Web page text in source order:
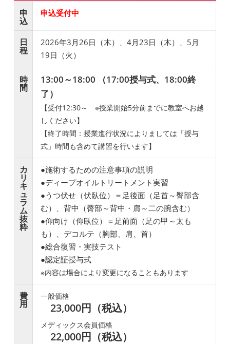
申
込
申込受付中
日
程
2026年3月26日（木）、4月23日（木）、5月
19日（火）
時
間
13:00～18:00 （17:00授与式、18:00終
了）
【受付12:30～ ※授業開始5分前までに教室へお越
しください】
【終了時間：授業進行状況によりましては「授与
式」時間も含めて講習を行います】
カ
リ
キ
ュ
ラ
ム
抜
粋
●施術するための注意事項の説明
●ディープオイルトリートメント実習
●うつ伏せ（伏臥位）＝足後面（足首～臀部含
む）、背中（臀部～背中・肩～二の腕含む）
●仰向け（仰臥位）＝足前面（足の甲～太も
も）、デコルテ（胸部、肩、首）
●総合復習・実技テスト
●認定証授与式
※内容は場合により変更になることもあります
費
用
一般価格
23,000円（税込）
メディックス会員価格
22,000円（税込）